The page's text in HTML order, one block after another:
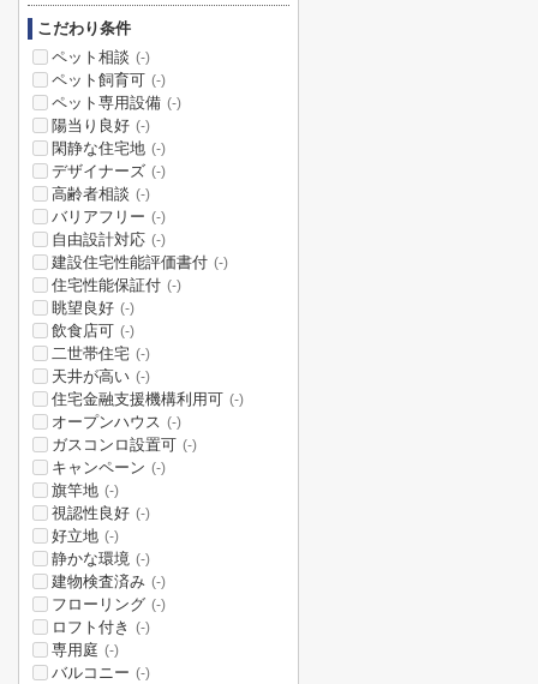
こだわり条件
ペット相談 (-)
ペット飼育可 (-)
ペット専用設備 (-)
陽当り良好 (-)
閑静な住宅地 (-)
デザイナーズ (-)
高齢者相談 (-)
バリアフリー (-)
自由設計対応 (-)
建設住宅性能評価書付 (-)
住宅性能保証付 (-)
眺望良好 (-)
飲食店可 (-)
二世帯住宅 (-)
天井が高い (-)
住宅金融支援機構利用可 (-)
オープンハウス (-)
ガスコンロ設置可 (-)
キャンペーン (-)
旗竿地 (-)
視認性良好 (-)
好立地 (-)
静かな環境 (-)
建物検査済み (-)
フローリング (-)
ロフト付き (-)
専用庭 (-)
バルコニー (-)